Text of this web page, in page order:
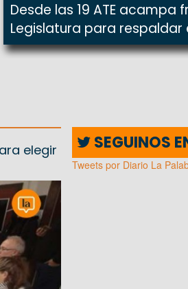
Desde las 19 ATE acampa
Legislatura para
elegir
SEGUINOS
Tweets por Diario La